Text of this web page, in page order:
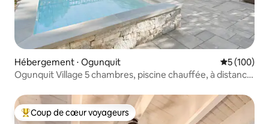
Hébergement ⋅ Ogunquit Évaluation
5 (100)
Ogunquit Village 5 chambres, piscine chauffée, à distance
Coups de cœur voyageurs les plus appréciés
Coup de cœur voyageurs